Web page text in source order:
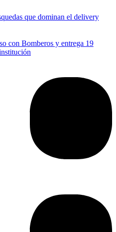
que dominan el delivery
con Bomberos y entrega 19